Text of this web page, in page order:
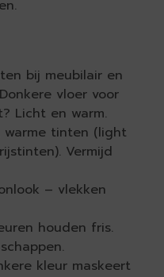
bij meubilair en
vloer voor
Licht en warm.
warme tinten (light
Vermijd
– vlekken
houden fris.
kleur maskeert